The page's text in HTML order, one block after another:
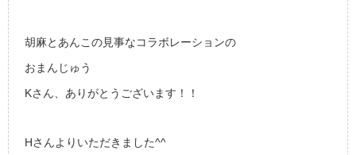
胡麻とあんこの見事なコラボレーションの
おまんじゅう
Kさん、ありがとうございます！！
Hさんよりいただきました^^